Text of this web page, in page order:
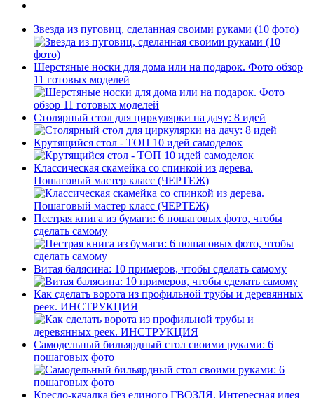
Звезда из пуговиц, сделанная своими руками (10 фото)
Шерстяные носки для дома или на подарок. Фото обзор
11 готовых моделей
Столярный стол для циркулярки на дачу: 8 идей
Крутящийся стол - ТОП 10 идей самоделок
Классическая скамейка со спинкой из дерева.
Пошаговый мастер класс (ЧЕРТЕЖ)
Пестрая книга из бумаги: 6 пошаговых фото, чтобы
сделать самому
Витая балясина: 10 примеров, чтобы сделать самому
Как сделать ворота из профильной трубы и деревянных
реек. ИНСТРУКЦИЯ
Самодельный бильярдный стол своими руками: 6
пошаговых фото
Кресло-качалка без единого ГВОЗДЯ. Интересная идея